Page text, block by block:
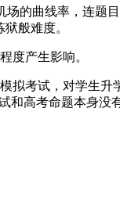
的曲线率，连题目
般难度。
度产生影响。
考试，对学生升
和高考命题本身没